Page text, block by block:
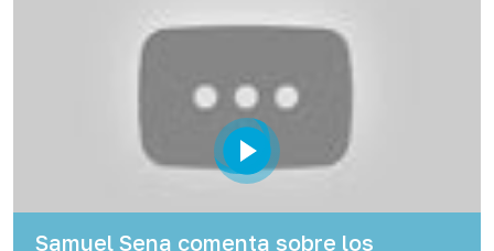
Samuel Sena comenta sobre los